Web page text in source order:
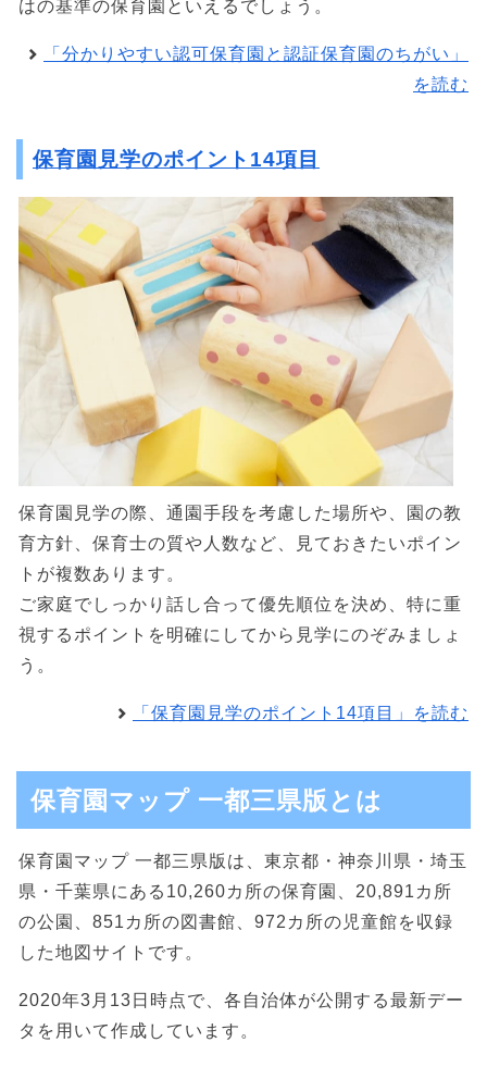
はの基準の保育園といえるでしょう。
「分かりやすい認可保育園と認証保育園のちがい」
を読む
保育園見学のポイント14項目
保育園見学の際、通園手段を考慮した場所や、園の教
育方針、保育士の質や人数など、見ておきたいポイン
トが複数あります。
ご家庭でしっかり話し合って優先順位を決め、特に重
視するポイントを明確にしてから見学にのぞみましょ
う。
「保育園見学のポイント14項目」を読む
保育園マップ 一都三県版とは
保育園マップ 一都三県版は、東京都・神奈川県・埼玉
県・千葉県にある10,260カ所の保育園、20,891カ所
の公園、851カ所の図書館、972カ所の児童館を収録
した地図サイトです。
2020年3月13日時点で、各自治体が公開する最新デー
タを用いて作成しています。